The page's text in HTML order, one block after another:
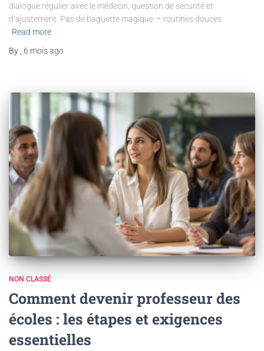
dialogue régulier avec le médecin, question de sécurité et
d’ajustement. Pas de baguette magique — routines douces
Read more
By
6 moisago
NON CLASSÉ
Comment devenir professeur des
écoles : les étapes et exigences
essentielles